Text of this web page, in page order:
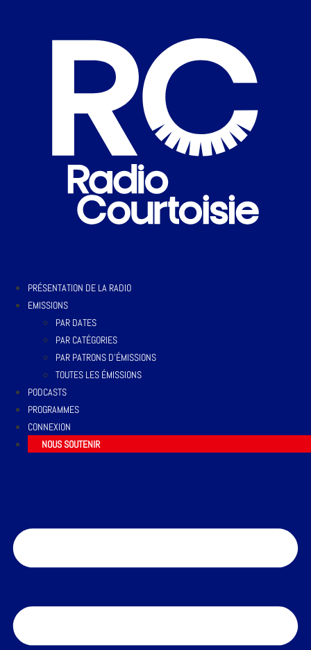
PRÉSENTATION DE LA RADIO
EMISSIONS
PAR DATES
PAR CATÉGORIES
PAR PATRONS D’ÉMISSIONS
TOUTES LES ÉMISSIONS
PODCASTS
PROGRAMMES
CONNEXION
NOUS SOUTENIR